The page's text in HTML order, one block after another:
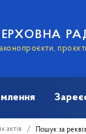
актів Пошук за